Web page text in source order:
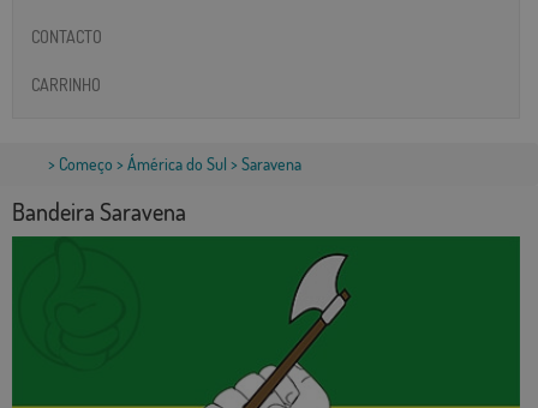
CONTACTO
CARRINHO
> Começo > Ámérica do Sul > Saravena
Bandeira Saravena